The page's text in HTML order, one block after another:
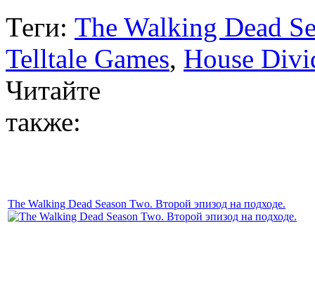
Теги: The Walking Dead
Telltale Games, House
Читайте
также:
The Walking Dead Season Two. Второй эпизод на подходе.